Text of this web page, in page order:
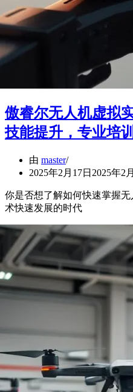
傲睿尔无人机虚拟
技能提升，专业培训
由 master
2025年2月17日 2025年2
你是否想了解如何快速掌握
术快速发展的时代